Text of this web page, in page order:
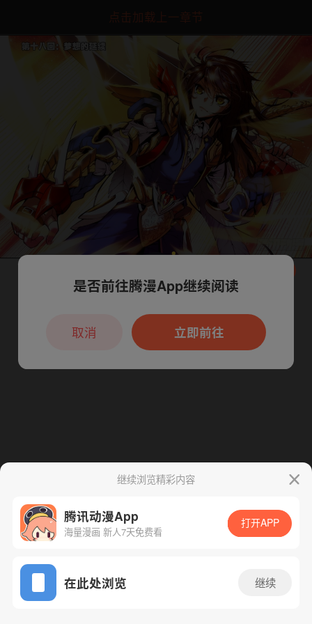
点击加载上一章节
App免费看
下一话 腾漫App免费看
继续浏览精彩内容
腾讯动漫App
海量漫画 新人7天免费看
打开APP
在此处浏览 继续
本章节仅支持App阅读，可打开App新用
户7天免费看
是否前往腾漫App继续阅读
立即前往
取消